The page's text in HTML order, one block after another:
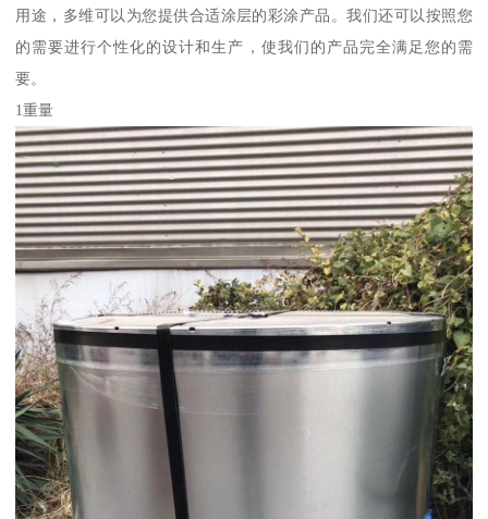
用途，多维可以为您提供合适涂层的彩涂产品。我们还可以按照您
的需要进行个性化的设计和生产，使我们的产品完全满足您的需
要。
1重量